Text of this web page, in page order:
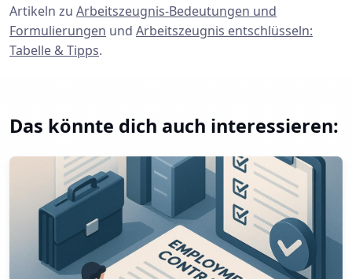
Artikeln zu Arbeitszeugnis-Bedeutungen und
Formulierungen und Arbeitszeugnis entschlüsseln:
Tabelle & Tipps.
Das könnte dich auch interessieren:
Arbeitsvertrag 2025: Pflichten, Inhalte & Tipps